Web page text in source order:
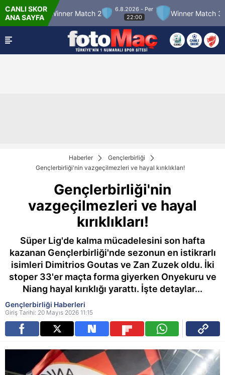
CANLI SKOR
ANA SAYFA
12 Winner Match 2
6.8.2026 - Per
22:00
Winner Match 3
Haberler
Gençlerbirliği
Gençlerbirliği'nin vazgeçilmezleri ve hayal kırıklıkları!
Gençlerbirliği'nin
vazgeçilmezleri ve hayal
kırıklıkları!
Süper Lig'de kalma mücadelesini son hafta
kazanan Gençlerbirliği'nde sezonun en istikrarlı
isimleri Dimitrios Goutas ve Zan Zuzek oldu. İki
stoper 33'er maçta forma giyerken Onyekuru ve
Niang hayal kırıklığı yarattı. İşte detaylar...
Gençlerbirliği Haberleri
Giriş Tarihi: 20 Mayıs 2026 11:15